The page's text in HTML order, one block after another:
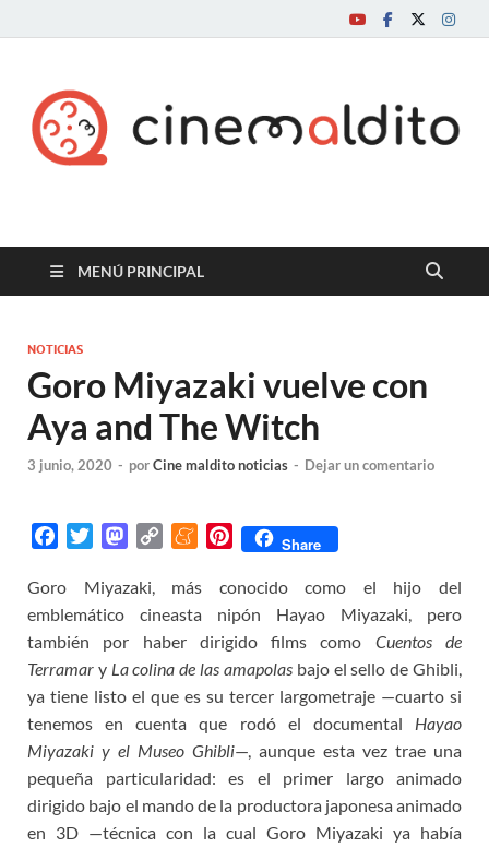
Cine maldito
MENÚ PRINCIPAL
NOTICIAS
Goro Miyazaki vuelve con
Aya and The Witch
3 junio, 2020 - porCine maldito noticias - Dejar un comentario
c
e
b
o
o
k
i
t
e
r
M
s
o
d
o
n
y
L
i
n
k
M
n
e
a
m
e
P
n
t
e
r
e
t
Share
Goro Miyazaki, más conocido como el hijo del
emblemático cineasta nipón Hayao Miyazaki, pero
también por haber dirigido films como Cuentos de
Terramar y La colina de las amapolasbajo el sello de Ghibli,
ya tiene listo el que es su tercer largometraje —cuarto si
tenemos en cuenta que rodó el documental Hayao
Miyazaki y el Museo Ghibli—, aunque esta vez trae una
pequeña particularidad: es el primer largo animado
dirigido bajo el mando de la productora japonesa animado
en 3D —técnica con la cual Goro Miyazaki ya había